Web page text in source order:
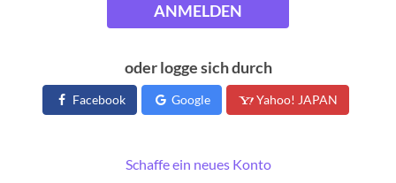
ANMELDEN
oder logge sich durch
Facebook Google Yahoo! JAPAN
Schaffe ein neues Konto